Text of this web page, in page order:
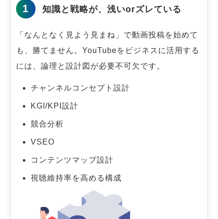
1 知識と戦略が、浅いorズレている
「なんとなく見よう見まね」で動画投稿を始めて
も、勝てません。 YouTubeをビジネスに活用する
には、論理と設計図が必要不可欠です。
チャンネルコンセプト設計
KGI/KPI設計
競合分析
VSEO
コンテンツマップ設計
視聴維持率を高める構成